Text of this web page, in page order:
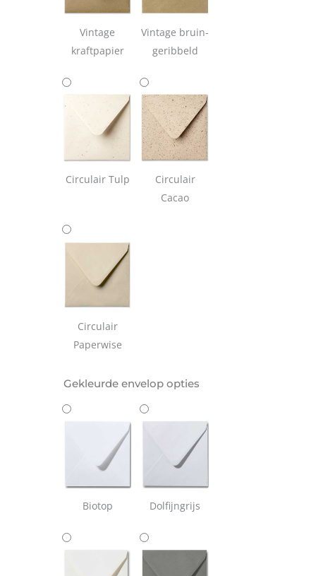
Vintage
kraftpapier
Vintage bruin-
geribbeld
Circulair Tulp
Circulair
Cacao
Circulair
Paperwise
Gekleurde envelop opties
Biotop Dolfijngrijs